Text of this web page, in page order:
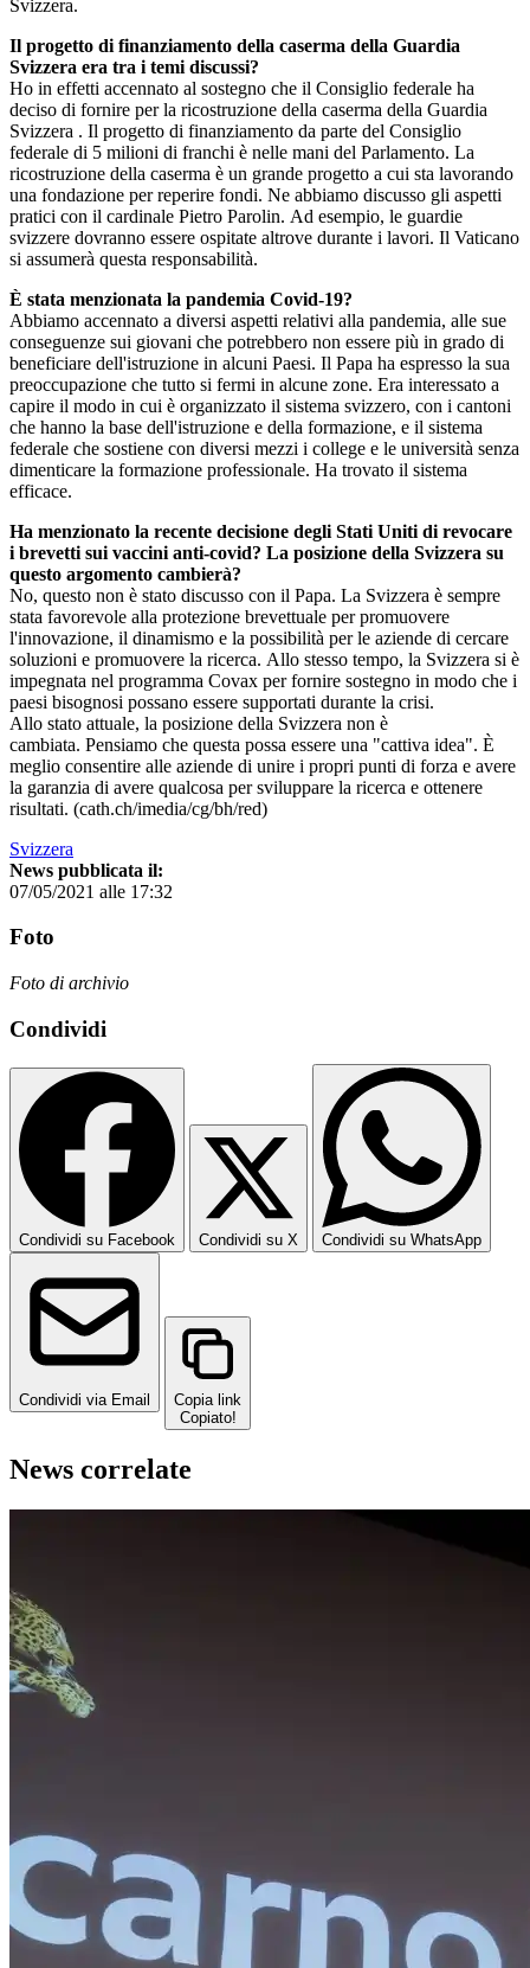
Svizzera.
Il progetto di finanziamento della caserma della Guardia
Svizzera era tra i temi discussi?
Ho in effetti accennato al sostegno che il Consiglio federale ha
deciso di fornire per la ricostruzione della caserma della Guardia
Svizzera . Il progetto di finanziamento da parte del Consiglio
federale di 5 milioni di franchi è nelle mani del Parlamento. La
ricostruzione della caserma è un grande progetto a cui sta lavorando
una fondazione per reperire fondi. Ne abbiamo discusso gli aspetti
pratici con il cardinale Pietro Parolin. Ad esempio, le guardie
svizzere dovranno essere ospitate altrove durante i lavori. Il Vaticano
si assumerà questa responsabilità.
È stata menzionata la pandemia Covid-19?
Abbiamo accennato a diversi aspetti relativi alla pandemia, alle sue
conseguenze sui giovani che potrebbero non essere più in grado di
beneficiare dell'istruzione in alcuni Paesi. Il Papa ha espresso la sua
preoccupazione che tutto si fermi in alcune zone. Era interessato a
capire il modo in cui è organizzato il sistema svizzero, con i cantoni
che hanno la base dell'istruzione e della formazione, e il sistema
federale che sostiene con diversi mezzi i college e le università senza
dimenticare la formazione professionale. Ha trovato il sistema
efficace.
Ha menzionato la recente decisione degli Stati Uniti di revocare
i brevetti sui vaccini anti-covid? La posizione della Svizzera su
questo argomento cambierà?
No, questo non è stato discusso con il Papa. La Svizzera è sempre
stata favorevole alla protezione brevettuale per promuovere
l'innovazione, il dinamismo e la possibilità per le aziende di cercare
soluzioni e promuovere la ricerca. Allo stesso tempo, la Svizzera si è
impegnata nel programma Covax per fornire sostegno in modo che i
paesi bisognosi possano essere supportati durante la crisi.
Allo stato attuale, la posizione della Svizzera non è
cambiata. Pensiamo che questa possa essere una "cattiva idea". È
meglio consentire alle aziende di unire i propri punti di forza e avere
la garanzia di avere qualcosa per sviluppare la ricerca e ottenere
risultati. (cath.ch/imedia/cg/bh/red)
Svizzera
News pubblicata il:
07/05/2021 alle 17:32
Foto
Foto di archivio
Condividi
Condividi su Facebook Condividi su X Condividi su WhatsApp
Condividi via Email
Copia link
Copiato!
News correlate